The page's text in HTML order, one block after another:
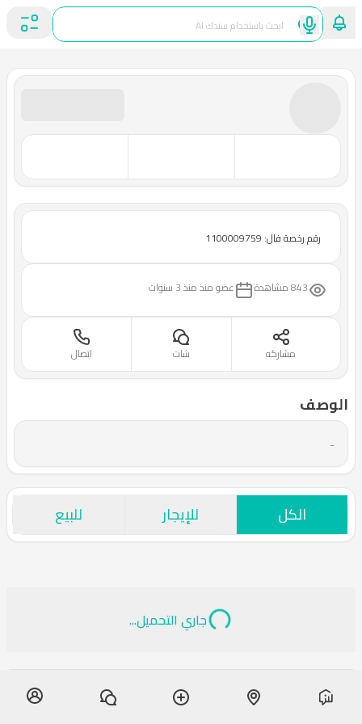
رقم رخصة فال: 1100009759
843 مشاهدة عضو منذمنذ 3 سنوات
اتصال شات مشاركه
الوصف
-
الكل للإيجار للبيع
جاري التحميل...